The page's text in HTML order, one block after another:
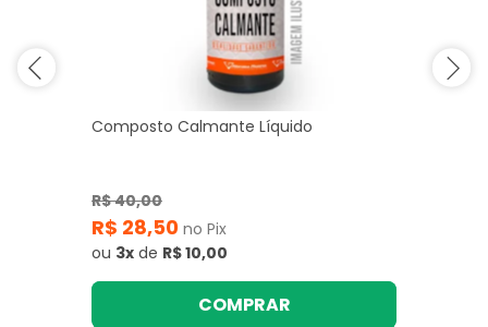
Composto Calmante Líquido
R$ 40,00
R$ 28,50 no Pix
ou 3x de R$ 10,00
COMPRAR